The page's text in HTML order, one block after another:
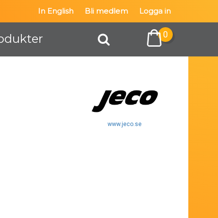
In English Bli medlem Logga in
0
www.jeco.se